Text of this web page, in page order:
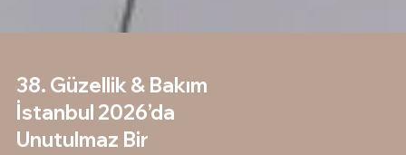
38. Güzellik & Bakım
İstanbul 2026’da